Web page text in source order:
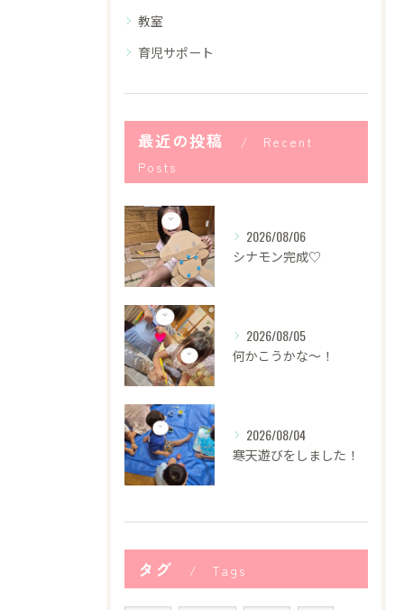
教室
育児サポート
最近の投稿
Recent
Posts
2026/08/06
シナモン完成♡
2026/08/05
何かこうかな〜！
2026/08/04
寒天遊びをしました！
タグ Tags